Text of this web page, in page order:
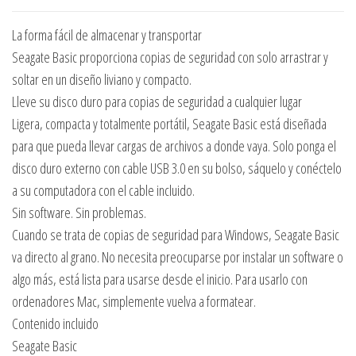
La forma fácil de almacenar y transportar
Seagate Basic proporciona copias de seguridad con solo arrastrar y
soltar en un diseño liviano y compacto.
Lleve su disco duro para copias de seguridad a cualquier lugar
Ligera, compacta y totalmente portátil, Seagate Basic está diseñada
para que pueda llevar cargas de archivos a donde vaya. Solo ponga el
disco duro externo con cable USB 3.0 en su bolso, sáquelo y conéctelo
a su computadora con el cable incluido.
Sin software. Sin problemas.
Cuando se trata de copias de seguridad para Windows, Seagate Basic
va directo al grano. No necesita preocuparse por instalar un software o
algo más, está lista para usarse desde el inicio. Para usarlo con
ordenadores Mac, simplemente vuelva a formatear.
Contenido incluido
Seagate Basic